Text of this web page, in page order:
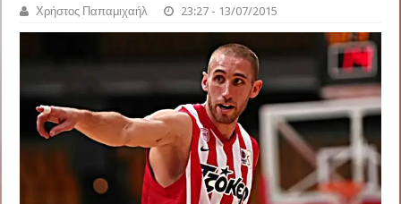
Χρήστος Παπαμιχαήλ 23:27 - 13/07/2015